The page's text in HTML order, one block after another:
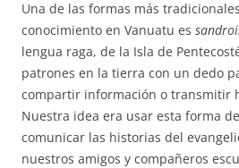
Una de las formas más
conocimiento en Vanuatu es
lengua raga, de la Isla de
patrones en la tierra con un dedo
compartir información o transmitir
Nuestra idea era usar esta forma
comunicar las historias del
nuestros amigos y compañeros